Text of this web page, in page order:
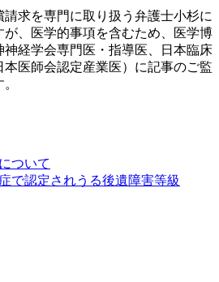
求を専門に取り扱う弁護士小杉に
が、医学的事項を含むため、医学博
経学会専門医・指導医、日本臨床
医師会認定産業医）に記事のご監
ついて
で認定されうる後遺障害等級